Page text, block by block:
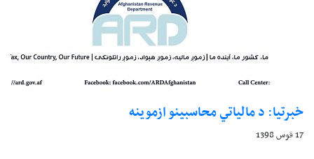
خبرتيا: د مالياتي محاسبينو ازموينه
17 قوس 1398